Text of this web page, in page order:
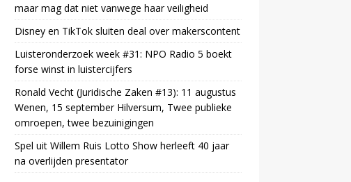
maar mag dat niet vanwege haar veiligheid
Disney en TikTok sluiten deal over makerscontent
Luisteronderzoek week #31: NPO Radio 5 boekt
forse winst in luistercijfers
Ronald Vecht (Juridische Zaken #13): 11 augustus
Wenen, 15 september Hilversum, Twee publieke
omroepen, twee bezuinigingen
Spel uit Willem Ruis Lotto Show herleeft 40 jaar
na overlijden presentator